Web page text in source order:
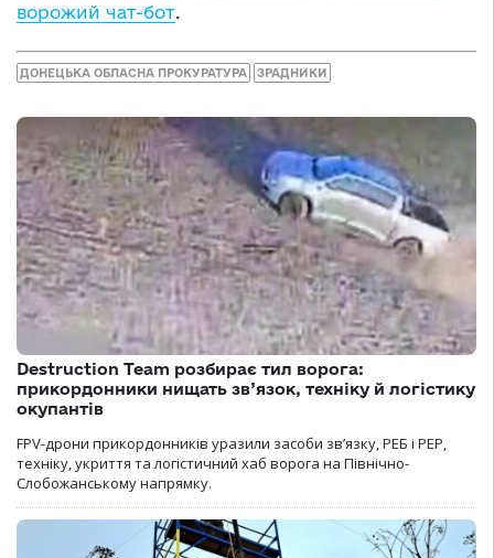
ворожий чат-бот
ДОНЕЦЬКА ОБЛАСНА ПРОКУРАТУРА ЗРАДНИКИ
Destruction Team розбирає тил ворога:
прикордонники нищать зв’язок, техніку й логістику
окупантів
FPV-дрони прикордонників уразили засоби зв’язку, РЕБ і РЕР,
техніку, укриття та логістичний хаб ворога на Північно-
Слобожанському напрямку.